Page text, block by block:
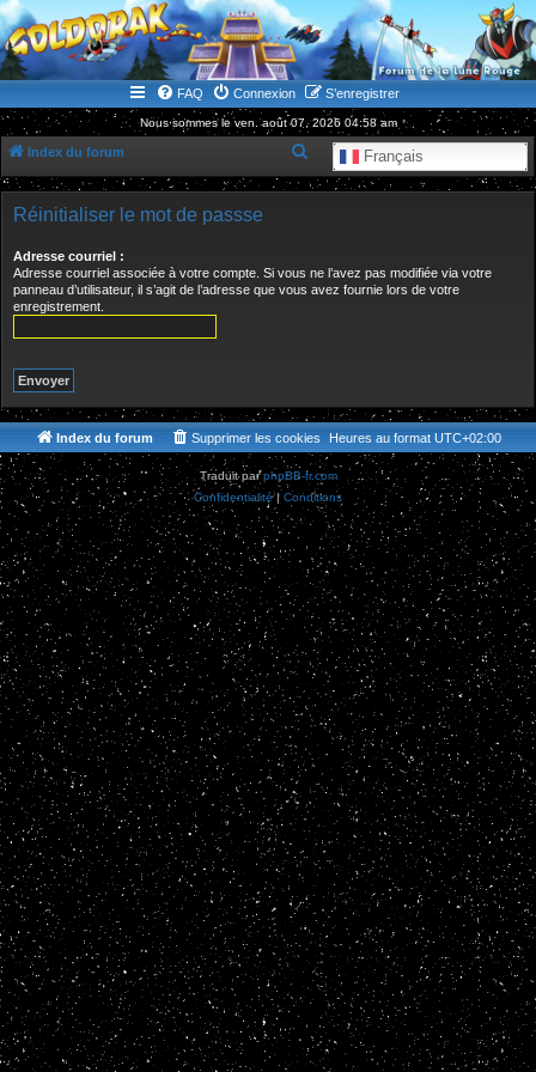
WWW.GOLDORAKGO.COM
le site de la Lune Rouge
FAQ Connexion S’enregistrer
Nous sommes le ven. août 07, 2026 04:58 am
Index du forum Français
e
r
r
Réinitialiser le mot de passse
Adresse courriel :
Adresse courriel associée à votre compte. Si vous ne l’avez pas modifiée via votre
panneau d’utilisateur, il s’agit de l’adresse que vous avez fournie lors de votre
enregistrement.
Index du forum Heures au format UTC+02:00
Supprimer les cookies
Traduit parphpBB-fr.com
Confidentialité| Conditions